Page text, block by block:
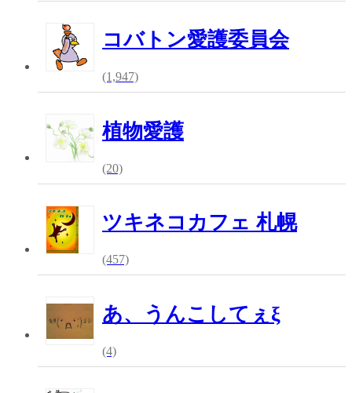
コバトン愛護委員会
(1,947)
植物愛護
(20)
ツキネコカフェ 札幌
(457)
あ、うんこしてぇξ
(4)